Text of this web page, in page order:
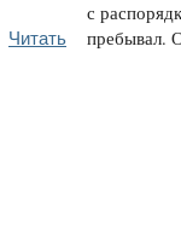
Читать
с
пребывал.